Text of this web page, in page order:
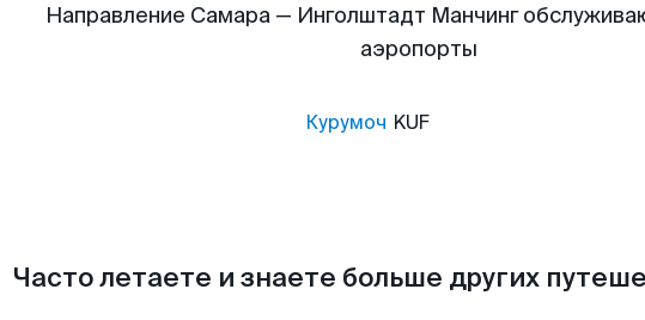
Направление Самара — Инголштадт Манчинг
аэропорты
Курумоч KUF
Часто летаете и знаете больше других